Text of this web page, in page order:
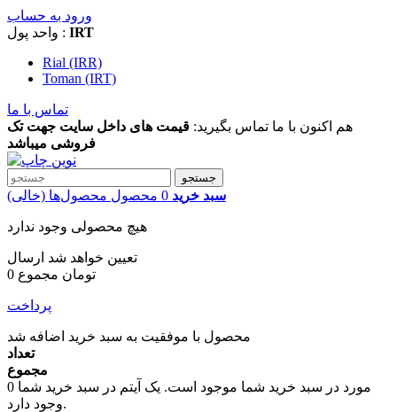
ورود به حساب
واحد پول : IRT
Rial (IRR)
Toman (IRT)
تماس با ما
هم اکنون با ما تماس بگیرید: قیمت های داخل سایت جهت تک
فروشی میباشد
جستجو
سبد خرید 0 محصول محصول‌ها (خالی)
هیچ محصولی وجود ندارد
تعیین خواهد شد ارسال
0 تومان مجموع
پرداخت
محصول با موفقیت به سبد خرید اضافه شد
تعداد
مجموع
0
مورد در سبد خرید شما موجود است. یک آیتم در سبد خرید شما
وجود دارد.